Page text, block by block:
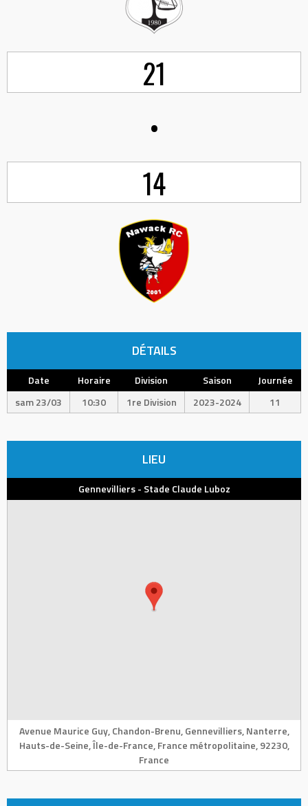
21
•
14
DÉTAILS
Date Horaire Division Saison
Journée
sam 23/03
10:30 1re Division 2023-2024 11
LIEU
Gennevilliers - Stade Claude Luboz
Avenue Maurice Guy, Chandon-Brenu, Gennevilliers, Nanterre,
Hauts-de-Seine, Île-de-France, France métropolitaine, 92230,
France